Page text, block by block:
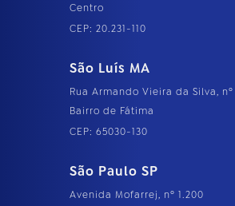
Centro
CEP: 20.231-110
São Luís MA
Rua Armando Vieira da Silva, nº
Bairro de Fátima
CEP: 65030-130
São Paulo SP
Avenida Mofarrej, nº 1.200